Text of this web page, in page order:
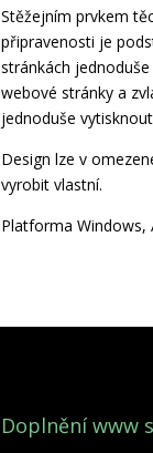
Stěžejním prvkem
připravenosti je
stránkách
webové stránky a
jednoduše
Design lze v
vyrobit vlastní.
Platforma Windows,
Doplnění www